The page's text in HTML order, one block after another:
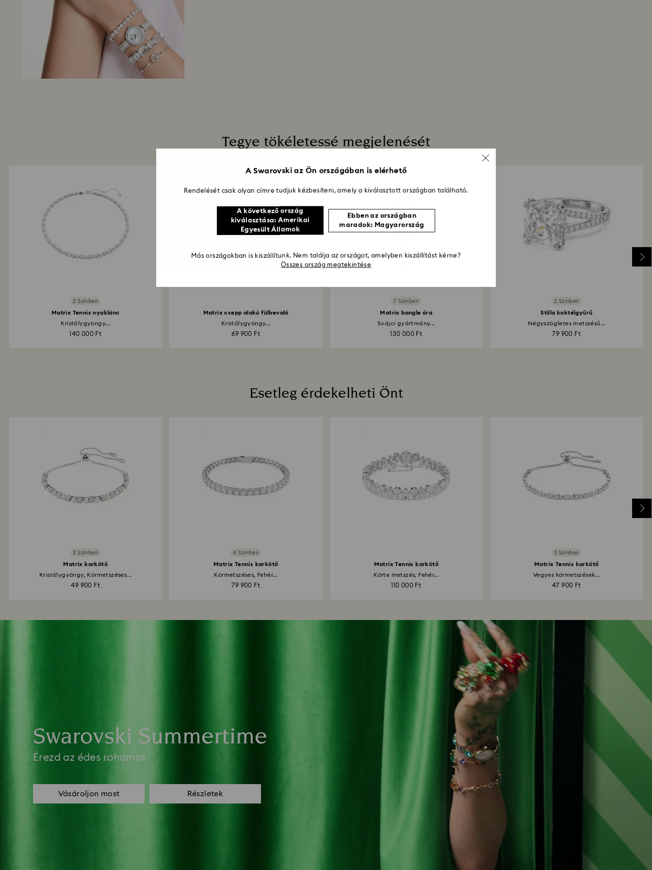
Tegye tökéletessé megjelenését
2 Színben
Matrix Tennis nyaklánc
Kristálygyöngy...
140 000 Ft
Matrix csepp alakú fülbevaló
Kristálygyöngy...
69 900 Ft
7 Színben
Matrix bangle óra
Svájci gyártmány...
130 000 Ft
2 Színben
Stilla koktélgyűrű
Négyszögletes metszésű...
79 900 Ft
Esetleg érdekelheti Önt
2 Színben
Matrix karkötő
Kristálygyöngy, Körmetszéses...
49 900 Ft
4 Színben
Matrix Tennis karkötő
Körmetszéses, Fehér...
79 900 Ft
Matrix Tennis karkötő
Körte metszés, Fehér...
110 000 Ft
3 Színben
Matrix Tennis karkötő
Vegyes körmetszések...
47 900 Ft
Swarovski Summertime
Érezd az édes rohamot
Vásároljon most Részletek
A Swarovski az Ön országában is elérhető
Rendelését csak olyan címre tudjuk kézbesíteni, amely a kiválasztott országban található.
A következő ország
kiválasztása: Amerikai
Egyesült Államok
Ebben az országban
maradok: Magyarország
Más országokban is kiszállítunk. Nem találja az országot, amelyben kiszállítást kérne?
Összes ország megtekintése